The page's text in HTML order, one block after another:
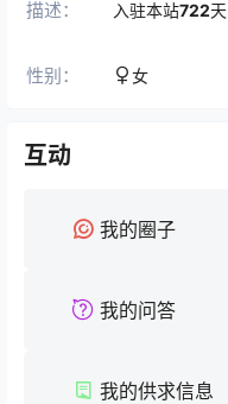
描述： 入驻本站722天
性别： 女
互动
我的圈子
我的问答
我的供求信息